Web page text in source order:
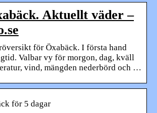
Aktuellt väder –
för Öxabäck. I första hand
Valbar vy för morgon, dag, kväll
vind, mängden nederbörd och …
för 5 dagar